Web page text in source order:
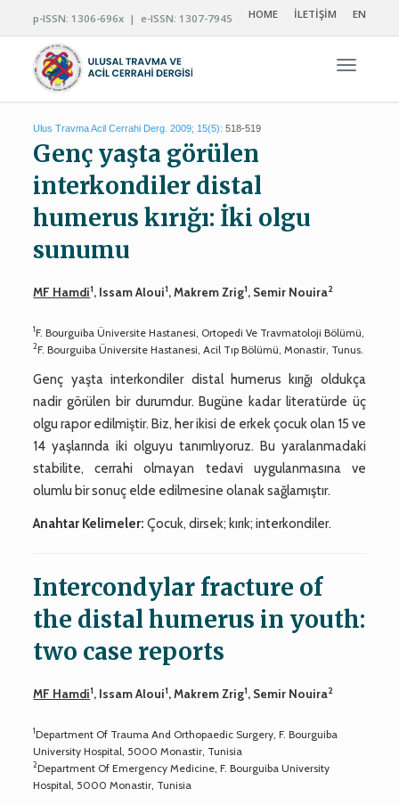
p-ISSN: 1306-696x | e-ISSN: 1307-7945 HOME İLETİŞİM EN
Ulus Travma Acil Cerrahi Derg. 2009; 15(5): 518-519
Genç yaşta görülen
interkondiler distal
humerus kırığı: İki olgu
sunumu
MF Hamdi1, Issam Aloui1, Makrem Zrig1, Semir Nouira2
1F. Bourguiba Üniversite Hastanesi, Ortopedi Ve Travmatoloji Bölümü,
2F. Bourguiba Üniversite Hastanesi, Acil Tıp Bölümü, Monastir, Tunus.
Genç yaşta interkondiler distal humerus kırığı oldukça
nadir görülen bir durumdur. Bugüne kadar literatürde üç
olgu rapor edilmiştir. Biz, her ikisi de erkek çocuk olan 15 ve
14 yaşlarında iki olguyu tanımlıyoruz. Bu yaralanmadaki
stabilite, cerrahi olmayan tedavi uygulanmasına ve
olumlu bir sonuç elde edilmesine olanak sağlamıştır.
Anahtar Kelimeler: Çocuk, dirsek; kırık; interkondiler.
Intercondylar fracture of
the distal humerus in youth:
two case reports
MF Hamdi1, Issam Aloui1, Makrem Zrig1, Semir Nouira2
1Department Of Trauma And Orthopaedic Surgery, F. Bourguiba
University Hospital, 5000 Monastir, Tunisia
2Department Of Emergency Medicine, F. Bourguiba University
Hospital, 5000 Monastir, Tunisia